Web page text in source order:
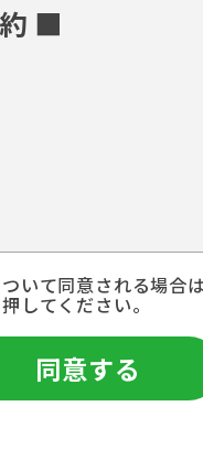
■
いて同意される場合
してください。
同意する